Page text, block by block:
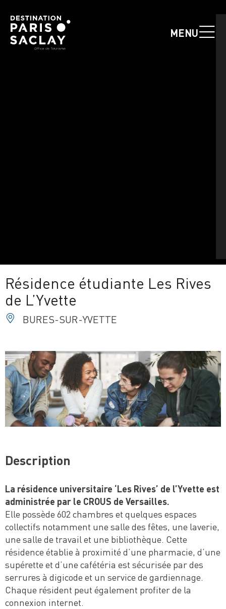
MENU
Résidence étudiante Les Rives
de L’Yvette
BURES-SUR-YVETTE
Description
La résidence universitaire ‘Les Rives’ de l’Yvette est
administrée par le CROUS de Versailles.
Elle possède 602 chambres et quelques espaces
collectifs notamment une salle des fêtes, une laverie,
une salle de travail et une bibliothèque. Cette
résidence établie à proximité d’une pharmacie, d’une
supérette et d’une cafétéria est sécurisée par des
serrures à digicode et un service de gardiennage.
Chaque résident peut également profiter de la
connexion internet.